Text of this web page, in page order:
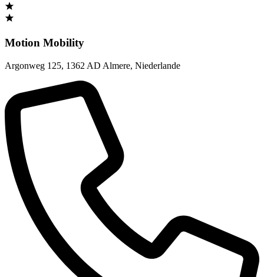
Motion Mobility
Argonweg 125, 1362 AD Almere, Niederlande